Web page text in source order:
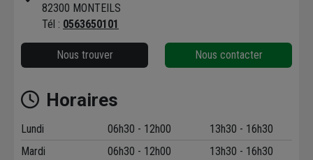
82300 MONTEILS
Tél : 0563650101
Nous trouver Nous contacter
Horaires
Lundi 06h30 - 12h00
13h30 - 16h30
Mardi
06h30 - 12h00
13h30 - 16h30